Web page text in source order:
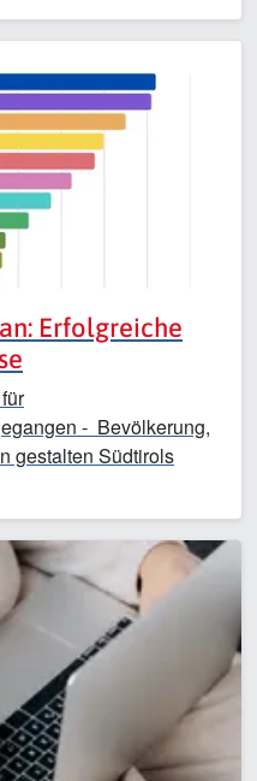
Erfolgreiche
- Bevölkerung,
gestalten Südtirols